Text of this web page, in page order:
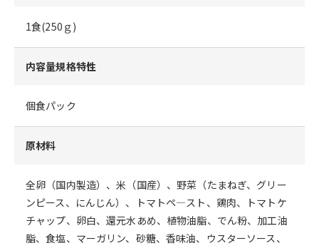
1食(250ｇ)
内容量規格特性
個食パック
原材料
全卵（国内製造）、米（国産）、野菜（たまねぎ、グリー
ンピース、にんじん）、トマトペ―スト、鶏肉、トマトケ
チャップ、卵白、還元水あめ、植物油脂、でん粉、加工油
脂、食塩、マーガリン、砂糖、香味油、ウスターソース、